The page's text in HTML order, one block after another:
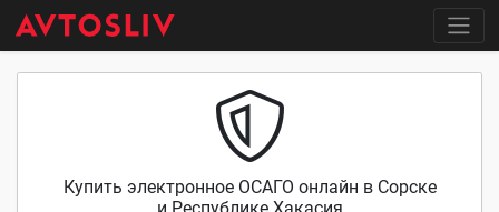
Купить электронное ОСАГО онлайн в Сорске